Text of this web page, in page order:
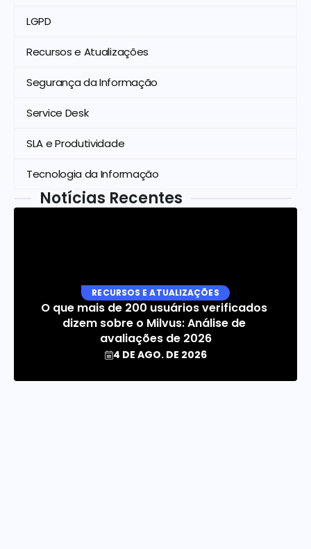
LGPD
Recursos e Atualizações
Segurança da Informação
Service Desk
SLA e Produtividade
Tecnologia da Informação
Notícias Recentes
RECURSOS E ATUALIZAÇÕES
O que mais de 200 usuários verificados
dizem sobre o Milvus: Análise de
avaliações de 2026
4 DE AGO. DE 2026